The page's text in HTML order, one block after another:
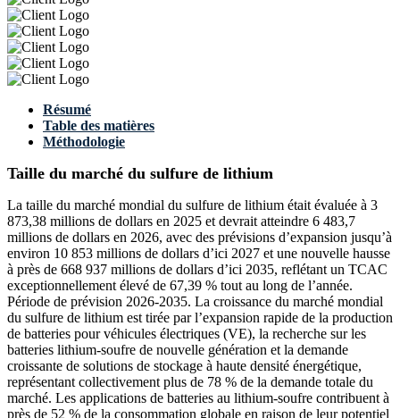
Résumé
Table des matières
Méthodologie
Taille du marché du sulfure de lithium
La taille du marché mondial du sulfure de lithium était évaluée à 3
873,38 millions de dollars en 2025 et devrait atteindre 6 483,7
millions de dollars en 2026, avec des prévisions d’expansion jusqu’à
environ 10 853 millions de dollars d’ici 2027 et une nouvelle hausse
à près de 668 937 millions de dollars d’ici 2035, reflétant un TCAC
exceptionnellement élevé de 67,39 % tout au long de l’année.
Période de prévision 2026-2035. La croissance du marché mondial
du sulfure de lithium est tirée par l’expansion rapide de la production
de batteries pour véhicules électriques (VE), la recherche sur les
batteries lithium-soufre de nouvelle génération et la demande
croissante de solutions de stockage à haute densité énergétique,
représentant collectivement plus de 78 % de la demande totale du
marché. Les applications de batteries au lithium-soufre contribuent à
près de 52 % de la consommation globale en raison de leur potentiel